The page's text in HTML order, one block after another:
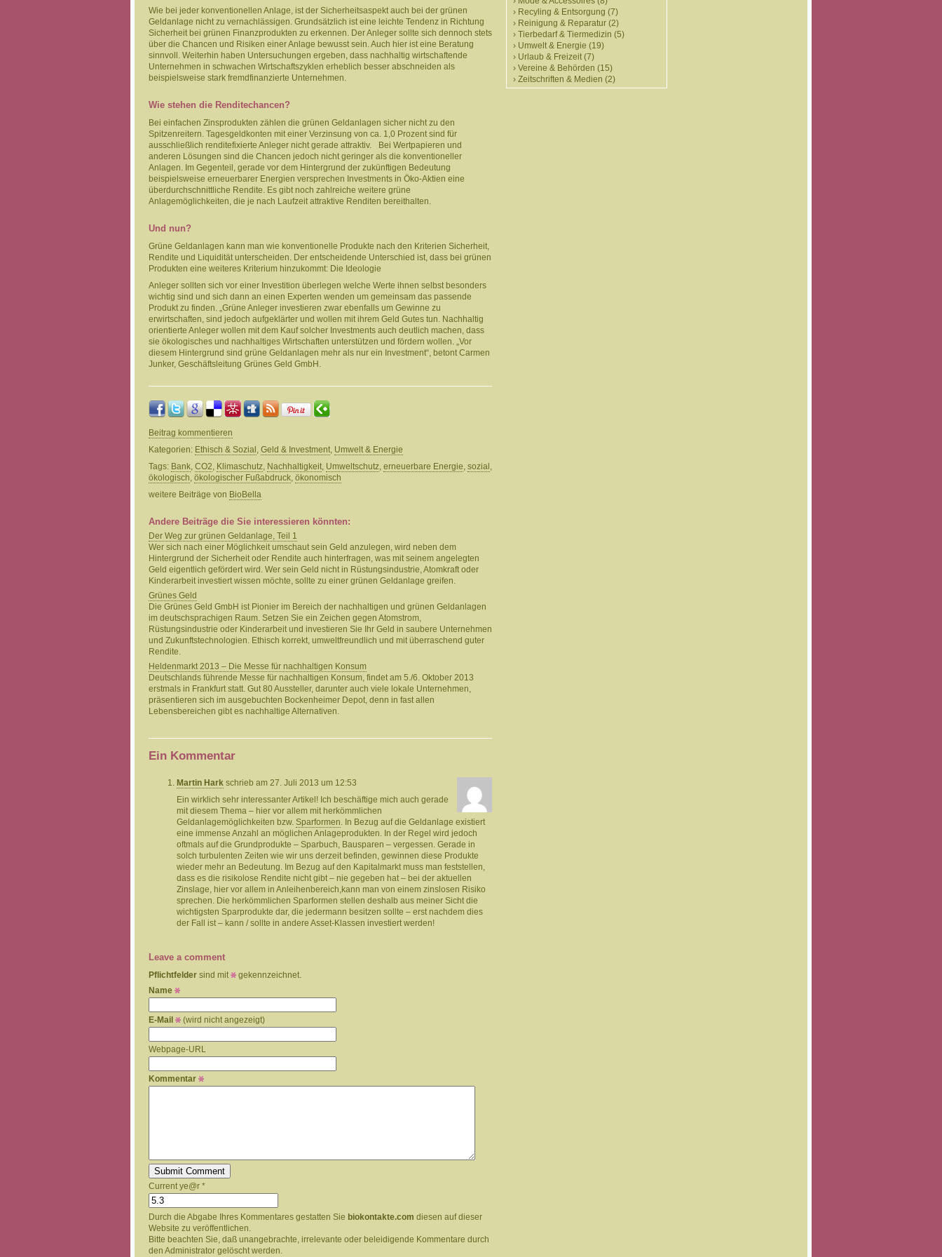
Wie bei jeder konventionellen Anlage, ist der Sicherheitsaspekt auch bei der grünen
Geldanlage nicht zu vernachlässigen. Grundsätzlich ist eine leichte Tendenz in Richtung
Sicherheit bei grünen Finanzprodukten zu erkennen. Der Anleger sollte sich dennoch stets
über die Chancen und Risiken einer Anlage bewusst sein. Auch hier ist eine Beratung
sinnvoll. Weiterhin haben Untersuchungen ergeben, dass nachhaltig wirtschaftende
Unternehmen in schwachen Wirtschaftszyklen erheblich besser abschneiden als
beispielsweise stark fremdfinanzierte Unternehmen.
Wie stehen die Renditechancen?
Bei einfachen Zinsprodukten zählen die grünen Geldanlagen sicher nicht zu den
Spitzenreitern. Tagesgeldkonten mit einer Verzinsung von ca. 1,0 Prozent sind für
ausschließlich renditefixierte Anleger nicht gerade attraktiv. Bei Wertpapieren und
anderen Lösungen sind die Chancen jedoch nicht geringer als die konventioneller
Anlagen. Im Gegenteil, gerade vor dem Hintergrund der zukünftigen Bedeutung
beispielsweise erneuerbarer Energien versprechen Investments in Öko-Aktien eine
überdurchschnittliche Rendite. Es gibt noch zahlreiche weitere grüne
Anlagemöglichkeiten, die je nach Laufzeit attraktive Renditen bereithalten.
Und nun?
Grüne Geldanlagen kann man wie konventionelle Produkte nach den Kriterien Sicherheit,
Rendite und Liquidität unterscheiden. Der entscheidende Unterschied ist, dass bei grünen
Produkten eine weiteres Kriterium hinzukommt: Die Ideologie
Anleger sollten sich vor einer Investition überlegen welche Werte ihnen selbst besonders
wichtig sind und sich dann an einen Experten wenden um gemeinsam das passende
Produkt zu finden. „Grüne Anleger investieren zwar ebenfalls um Gewinne zu
erwirtschaften, sind jedoch aufgeklärter und wollen mit ihrem Geld Gutes tun. Nachhaltig
orientierte Anleger wollen mit dem Kauf solcher Investments auch deutlich machen, dass
sie ökologisches und nachhaltiges Wirtschaften unterstützen und fördern wollen. „Vor
diesem Hintergrund sind grüne Geldanlagen mehr als nur ein Investment“, betont Carmen
Junker, Geschäftsleitung Grünes Geld GmbH.
Beitrag kommentieren
Kategorien: Ethisch & Sozial , Geld & Investment, Umwelt & Energie
Tags: Bank, CO2, Klimaschutz, Nachhaltigkeit, Umweltschutz, erneuerbare Energie, sozial ,
ökologisch, ökologischer Fußabdruck, ökonomisch
weitere Beiträge von BioBella
Andere Beiträge die Sie interessieren könnten:
Der Weg zur grünen Geldanlage, Teil 1
Wer sich nach einer Möglichkeit umschaut sein Geld anzulegen, wird neben dem
Hintergrund der Sicherheit oder Rendite auch hinterfragen, was mit seinem angelegten
Geld eigentlich gefördert wird. Wer sein Geld nicht in Rüstungsindustrie, Atomkraft oder
Kinderarbeit investiert wissen möchte, sollte zu einer grünen Geldanlage greifen.
Grünes Geld
Die Grünes Geld GmbH ist Pionier im Bereich der nachhaltigen und grünen Geldanlagen
im deutschsprachigen Raum. Setzen Sie ein Zeichen gegen Atomstrom,
Rüstungsindustrie oder Kinderarbeit und investieren Sie Ihr Geld in saubere Unternehmen
und Zukunftstechnologien. Ethisch korrekt, umweltfreundlich und mit überraschend guter
Rendite.
Heldenmarkt 2013 – Die Messe für nachhaltigen Konsum
Deutschlands führende Messe für nachhaltigen Konsum, findet am 5./6. Oktober 2013
erstmals in Frankfurt statt. Gut 80 Aussteller, darunter auch viele lokale Unternehmen,
präsentieren sich im ausgebuchten Bockenheimer Depot, denn in fast allen
Lebensbereichen gibt es nachhaltige Alternativen.
Ein Kommentar
Martin Hark schrieb am 27. Juli 2013 um 12:53
Ein wirklich sehr interessanter Artikel! Ich beschäftige mich auch gerade
mit diesem Thema – hier vor allem mit herkömmlichen
Geldanlagemöglichkeiten bzw. Sparformen. In Bezug auf die Geldanlage existiert
eine immense Anzahl an möglichen Anlageprodukten. In der Regel wird jedoch
oftmals auf die Grundprodukte – Sparbuch, Bausparen – vergessen. Gerade in
solch turbulenten Zeiten wie wir uns derzeit befinden, gewinnen diese Produkte
wieder mehr an Bedeutung. Im Bezug auf den Kapitalmarkt muss man feststellen,
dass es die risikolose Rendite nicht gibt – nie gegeben hat – bei der aktuellen
Zinslage, hier vor allem in Anleihenbereich,kann man von einem zinslosen Risiko
sprechen. Die herkömmlichen Sparformen stellen deshalb aus meiner Sicht die
wichtigsten Sparprodukte dar, die jedermann besitzen sollte – erst nachdem dies
der Fall ist – kann / sollte in andere Asset-Klassen investiert werden!
Leave a comment
Pflichtfelder sind mit
gekennzeichnet.
Name
E-Mail (wird nicht angezeigt)
Webpage-URL
Kommentar
Current ye@r *
Durch die Abgabe Ihres Kommentares gestatten Sie biokontakte.com diesen auf dieser
Website zu veröffentlichen.
Bitte beachten Sie, daß unangebrachte, irrelevante oder beleidigende Kommentare durch
den Administrator gelöscht werden.
Recyling & Entsorgung (7)
Reinigung & Reparatur (2)
Tierbedarf & Tiermedizin (5)
Umwelt & Energie (19)
Urlaub & Freizeit(7)
Vereine & Behörden (15)
Zeitschriften & Medien (2)